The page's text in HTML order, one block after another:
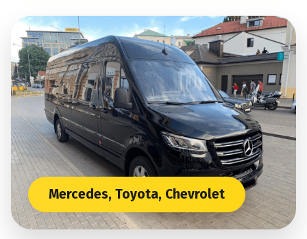
Mercedes, Toyota, Chevrolet